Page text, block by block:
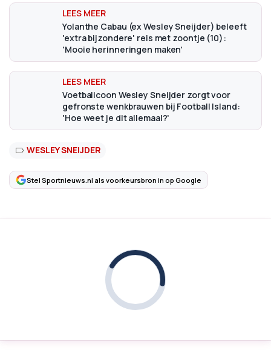
Yolanthe Cabau (ex Wesley Sneijder) beleeft
'extra bijzondere' reis met zoontje (10):
'Mooie herinneringen maken'
Voetbalicoon Wesley Sneijder zorgt voor
gefronste wenkbrauwen bij Football Island:
'Hoe weet je dit allemaal?'
WESLEY SNEIJDER
Stel Sportnieuws.nl als voorkeursbron in op Google